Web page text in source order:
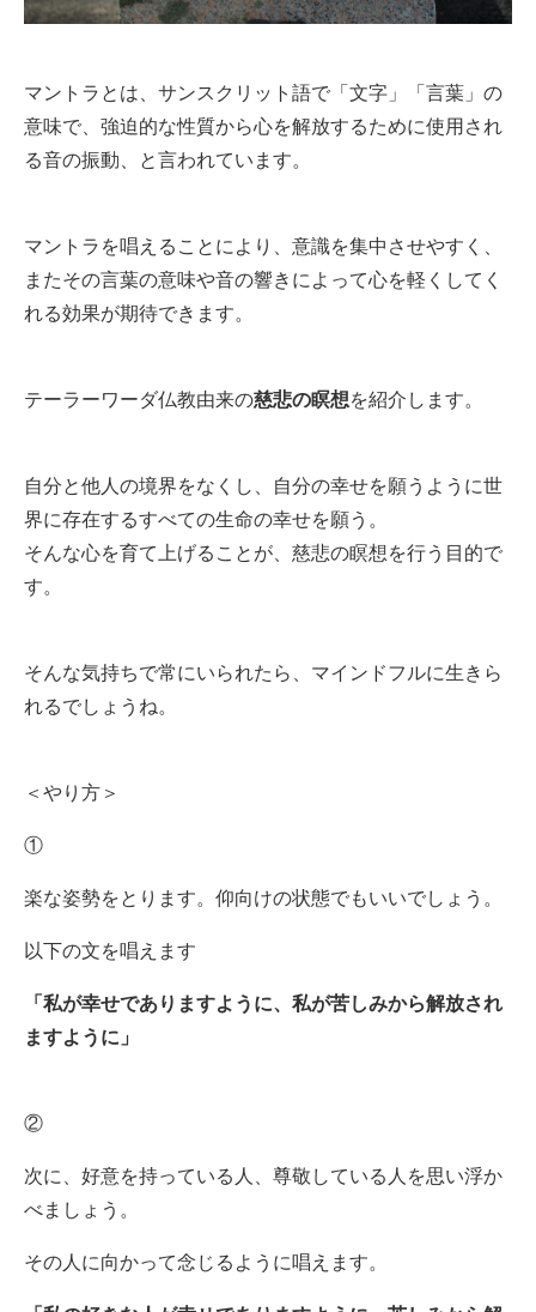
マントラとは、サンスクリット語で「文字」「言葉」の
意味で、強迫的な性質から心を解放するために使用され
る音の振動、と言われています。
マントラを唱えることにより、意識を集中させやすく、
またその言葉の意味や音の響きによって心を軽くしてく
れる効果が期待できます。
テーラーワーダ仏教由来の慈悲の瞑想を紹介します。
自分と他人の境界をなくし、自分の幸せを願うように世
界に存在するすべての生命の幸せを願う。
そんな心を育て上げることが、慈悲の瞑想を行う目的で
す。
そんな気持ちで常にいられたら、マインドフルに生きら
れるでしょうね。
＜やり方＞
①
楽な姿勢をとります。仰向けの状態でもいいでしょう。
以下の文を唱えます
「私が幸せでありますように、私が苦しみから解放され
ますように」
②
次に、好意を持っている人、尊敬している人を思い浮か
べましょう。
その人に向かって念じるように唱えます。